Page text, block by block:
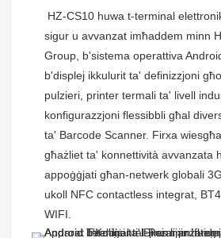
HZ-CS10 huwa t-terminal
sigur u avvanzat imħaddem minn
Group, b'sistema operattiva
b'displej ikkulurit ta' definizzjoni
pulzieri, printer termali ta' livell
konfigurazzjoni flessibbli għal
ta' Barcode Scanner. Firxa
għażliet ta' konnettività avvanzata
appoġġjati għan-netwerk globali
ukoll NFC contactless integrat,
WIFI.